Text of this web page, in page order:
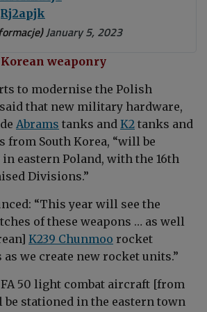
January 5, 2023
weaponry
to modernise the Polish
said that new military hardware,
Abrams tanks and K2 tanks and
from South Korea, “will be
eastern Poland, with the 16th
Divisions.”
“This year will see the
of these weapons … as well
K239 Chunmoo rocket
we create new rocket units.”
50 light combat aircraft [from
be stationed in the eastern town